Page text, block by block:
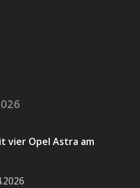
vier Opel Astra am